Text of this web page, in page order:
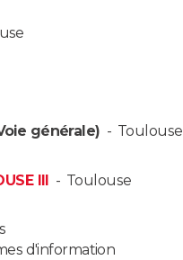
générale) - Toulouse
III - Toulouse
d'information